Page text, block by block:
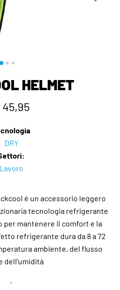
HELMET
DRY
Lavoro
è un accessorio leggero
tecnologia refrigerante
mantenere il comfort e la
refrigerante dura da 8 a 72
ambiente, del flusso
dell'umidità